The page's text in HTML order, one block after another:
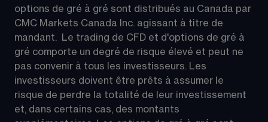
options de gré à gré sont distribués au Canada par
CMC Markets Canada Inc. agissant à titre de
mandant.  Le trading de CFD et d'options de gré à
gré comporte un degré de risque élevé et peut ne
pas convenir à tous les investisseurs. Les
investisseurs doivent être prêts à assumer le
risque de perdre la totalité de leur investissement
et, dans certains cas, des montants